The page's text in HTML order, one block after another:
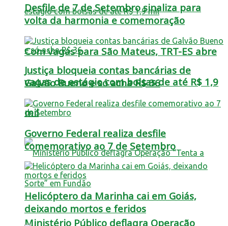
Com vagas para São Mateus, TRT-ES abre
vagas de estágio com bolsas de até R$ 1,9
mil
Ministério Público deflagra Operação
Desfile de 7 de Setembro sinaliza para
volta da harmonia e comemoração
Justiça bloqueia contas bancárias de
Galvão Bueno e só acha R$ 36
Governo Federal realiza desfile
comemorativo ao 7 de Setembro
Helicóptero da Marinha cai em Goiás,
deixando mortos e feridos